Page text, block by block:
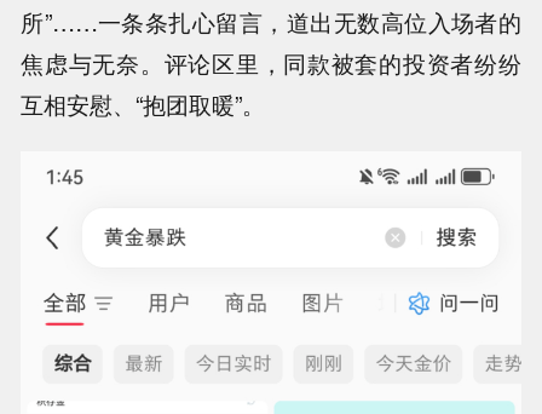
所”……一条条扎心留言，道出无数高位入场者的
焦虑与无奈。评论区里，同款被套的投资者纷纷
互相安慰、“抱团取暖”。